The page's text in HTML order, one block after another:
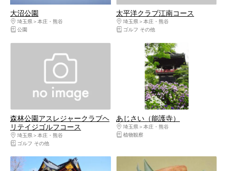
大沼公園
埼玉県
本庄・熊谷
公園
太平洋クラブ江南コース
埼玉県
本庄・熊谷
ゴルフ その他
森林公園アスレジャークラブヘ
リテイジゴルフコース
埼玉県
本庄・熊谷
ゴルフ その他
あじさい（能護寺）
埼玉県
本庄・熊谷
植物観察